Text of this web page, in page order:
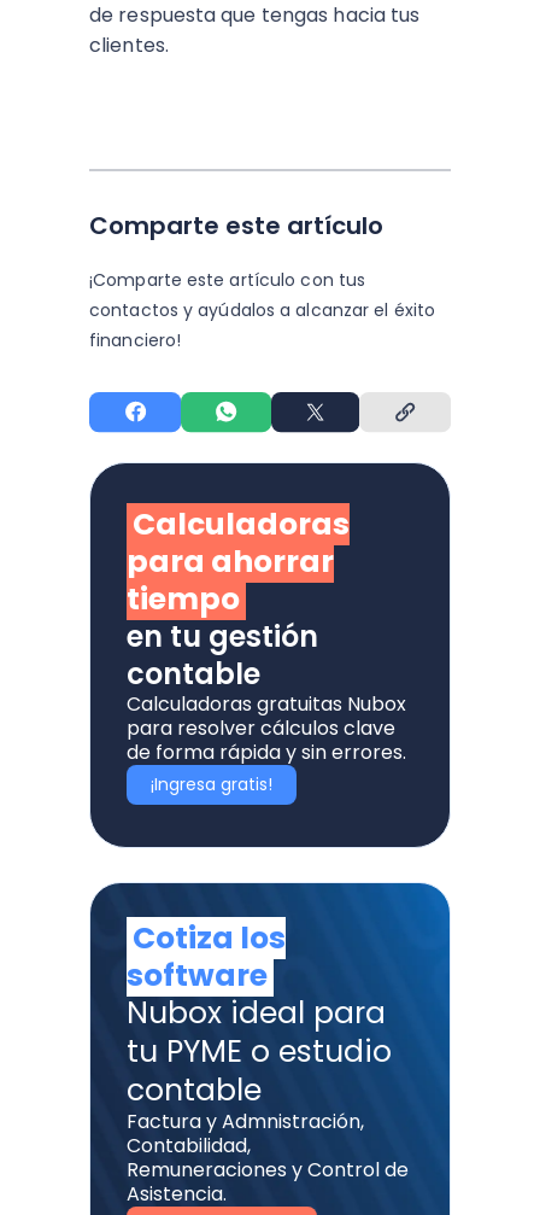
de respuesta que tengas hacia tus
clientes.
Comparte este artículo
¡Comparte este artículo con tus
contactos y ayúdalos a alcanzar el éxito
financiero!
Calculadoras
para ahorrar
tiempo
en tu gestión
contable
Calculadoras gratuitas Nubox
para resolver cálculos clave
de forma rápida y sin errores.
¡Ingresa gratis!
Cotiza los
software
Nubox ideal para
tu PYME o estudio
contable
Factura y Admnistración,
Contabilidad,
Remuneraciones y Control de
Asistencia.